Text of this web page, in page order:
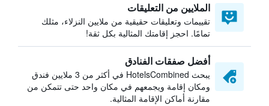
الملايين من التعليقات
تقييمات وتعليقات حقيقية من ملايين النزلاء، مثلك
تمامًا. احجز إقامتك المثالية بكل ثقة!
أفضل صفقات الفنادق
يبحث HotelsCombined في أكثر من 3 ملايين فندق
ومكان إقامة ويجمعهم في مكان واحد حتى تتمكن من
مقارنة أماكن الإقامة المثالية.